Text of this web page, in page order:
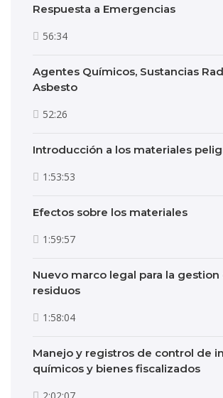
Respuesta a Emergencias
56:34
Agentes Químicos, Sustancias
Asbesto
52:26
Introducción a los materiales
1:53:53
Efectos sobre los materiales
1:59:57
Nuevo marco legal para la gestion
residuos
1:58:04
Manejo y registros de control de
químicos y bienes fiscalizados